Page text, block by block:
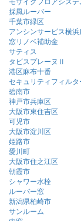
採風ルーバー
千葉市緑区
アンシンサービス横浜
窓リノベ補助金
サティス
タビスプレーヌⅡ
港区麻布十番
セキュリティフィルタ
碧南市
神戸市兵庫区
大阪市東住吉区
可児市
大阪市淀川区
姫路市
愛川町
大阪市住之江区
朝霞市
シャワー水栓
ルーバー窓
新潟県柏崎市
サンルーム